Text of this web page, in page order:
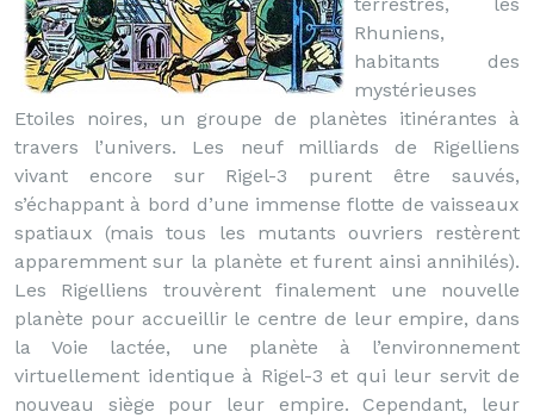
Rhuniens,
habitants des
mystérieuses
Etoiles noires, un groupe de planètes itinérantes à
travers l’univers. Les neuf milliards de Rigelliens
vivant encore sur Rigel-3 purent être sauvés,
s’échappant à bord d’une immense flotte de vaisseaux
spatiaux (mais tous les mutants ouvriers restèrent
apparemment sur la planète et furent ainsi annihilés).
Les Rigelliens trouvèrent finalement une nouvelle
planète pour accueillir le centre de leur empire, dans
la Voie lactée, une planète à l’environnement
virtuellement identique à Rigel-3 et qui leur servit de
nouveau siège pour leur empire. Cependant, leur